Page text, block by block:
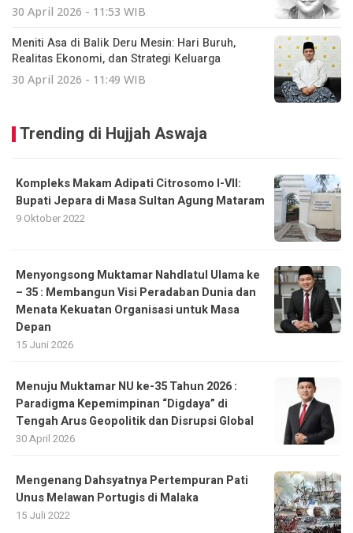
30 April 2026 - 11:53 WIB
Meniti Asa di Balik Deru Mesin: Hari Buruh,
Realitas Ekonomi, dan Strategi Keluarga
30 April 2026 - 11:49 WIB
Trending di Hujjah Aswaja
Kompleks Makam Adipati Citrosomo I-VII:
Bupati Jepara di Masa Sultan Agung Mataram
9 Oktober 2022
Menyongsong Muktamar Nahdlatul Ulama ke
– 35 : Membangun Visi Peradaban Dunia dan
Menata Kekuatan Organisasi untuk Masa
Depan
15 Juni 2026
Menuju Muktamar NU ke-35 Tahun 2026 :
Paradigma Kepemimpinan “Digdaya” di
Tengah Arus Geopolitik dan Disrupsi Global
30 April 2026
Mengenang Dahsyatnya Pertempuran Pati
Unus Melawan Portugis di Malaka
15 Juli 2022